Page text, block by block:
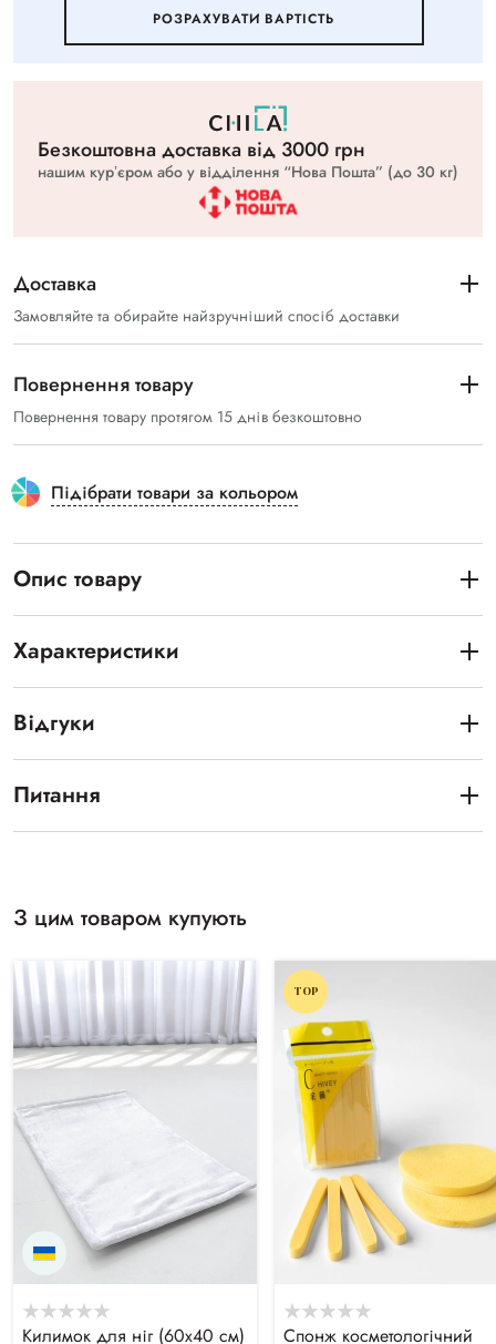
РОЗРАХУВАТИ ВАРТIСТЬ
Безкоштовна доставка вiд 3000 грн
нашим курʼєром або у відділення “Нова Пошта” (до 30 кг)
Доставка
Замовляйте та обирайте найзручніший спосіб доставки
Повернення товару
Повернення товару протягом 15 днів безкоштовно
Підібрати товари за кольором
Опис товару
Характеристики
Відгуки
Питання
З цим товаром купують
Килимок для ніг (60х40 см)
TOP
Спонж косметологічний